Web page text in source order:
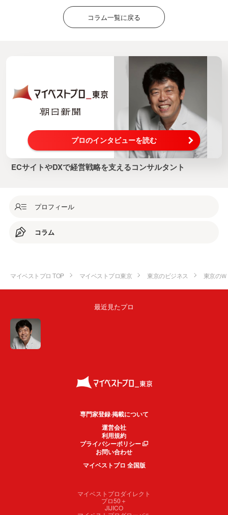
コラム一覧に戻る
プロのインタビューを読む
ECサイトやDXで経営戦略を支えるコンサルタント
プロフィール
コラム
マイベストプロ TOP マイベストプロ東京 東京のビジネス 東京の
最近見たプロ
専門家登録·掲載について
運営会社
利用規約
プライバシーポリシー
お問い合わせ
マイベストプロ 全国版
マイベストプロダイレクト
プロ50＋
JIJICO